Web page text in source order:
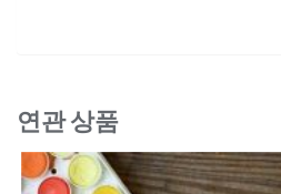
연관 상품